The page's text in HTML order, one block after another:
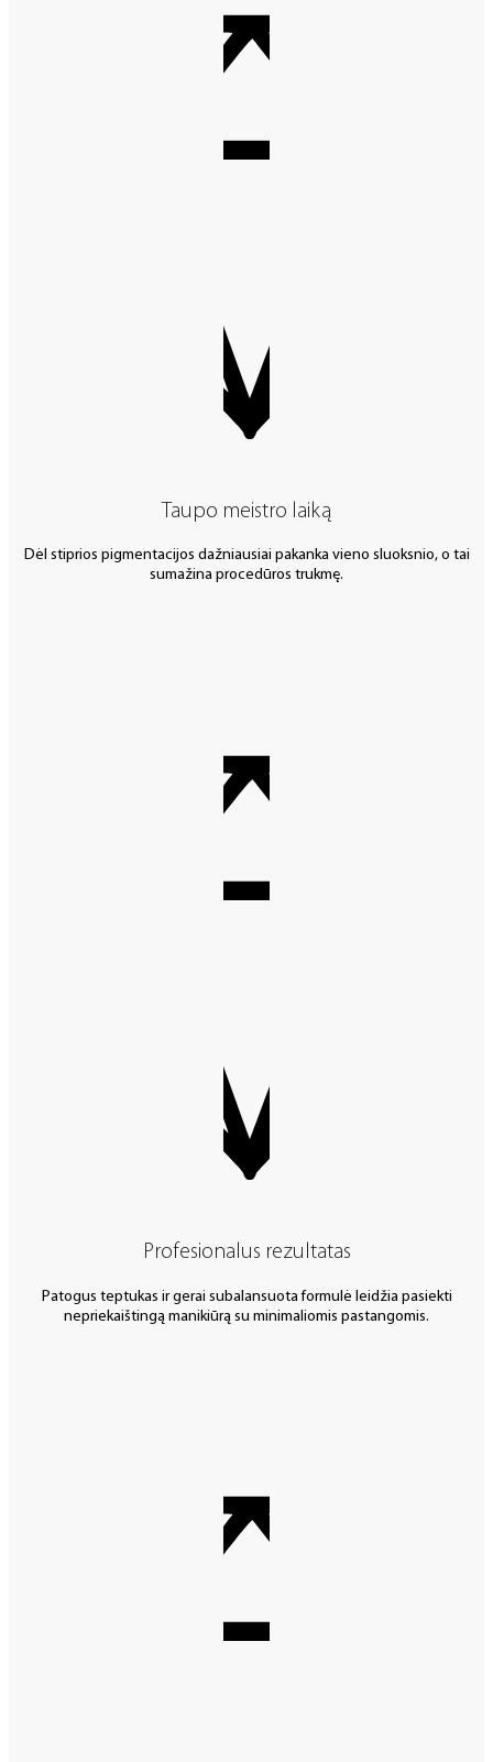
Taupo meistro laiką
Dėl stiprios pigmentacijos dažniausiai pakanka vieno sluoksnio, o tai
sumažina procedūros trukmę.
Profesionalus rezultatas
Patogus teptukas ir gerai subalansuota formulė leidžia pasiekti
nepriekaištingą manikiūrą su minimaliomis pastangomis.